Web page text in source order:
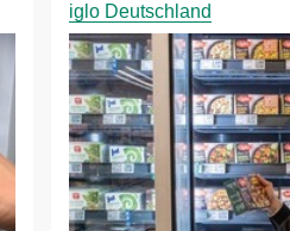
iglo Deutschland